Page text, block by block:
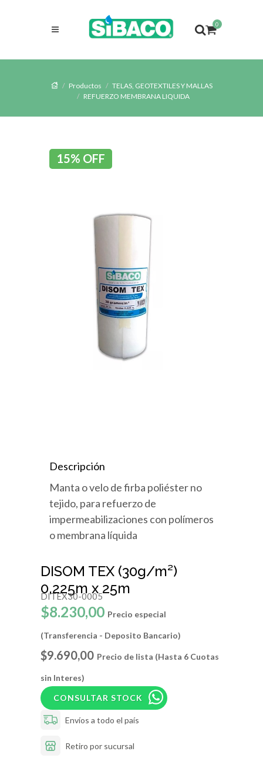
0
Productos
TELAS, GEOTEXTILES Y MALLAS
REFUERZO MEMBRANA LIQUIDA
15% OFF
Descripción
Manta o velo de firba poliéster no
tejido, para refuerzo de
impermeabilizaciones con polímeros
o membrana líquida
DISOM TEX (30g/m²)
0,225m x 25m
DITEX30-0005
$8.230,00 Precio especial
(Transferencia - Deposito Bancario)
$9.690,00 Precio de lista (Hasta 6 Cuotas
sin Interes)
CONSULTAR STOCK
Envíos a todo el país
Retiro por sucursal